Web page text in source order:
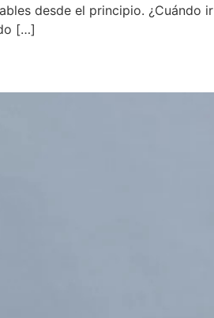
desde el principio. ¿Cuándo ir
[…]